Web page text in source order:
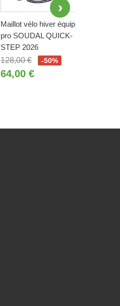
Maillot vélo hiver équipe
pro SOUDAL QUICK-
STEP 2026
128,00 €
-50%
64,00 €